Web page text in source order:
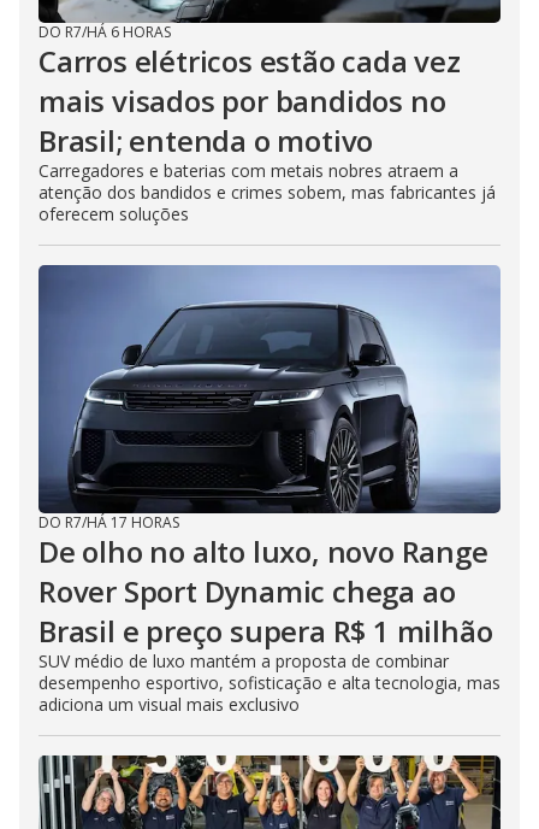
DO R7/HÁ 6 HORAS
Carros elétricos estão cada vez
mais visados por bandidos no
Brasil; entenda o motivo
Carregadores e baterias com metais nobres atraem a
atenção dos bandidos e crimes sobem, mas fabricantes já
oferecem soluções
DO R7/HÁ 17 HORAS
De olho no alto luxo, novo Range
Rover Sport Dynamic chega ao
Brasil e preço supera R$ 1 milhão
SUV médio de luxo mantém a proposta de combinar
desempenho esportivo, sofisticação e alta tecnologia, mas
adiciona um visual mais exclusivo